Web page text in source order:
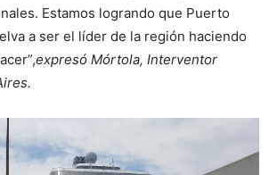
Estamos logrando que Puerto
a ser el líder de la región haciendo
expresó Mórtola, Interventor